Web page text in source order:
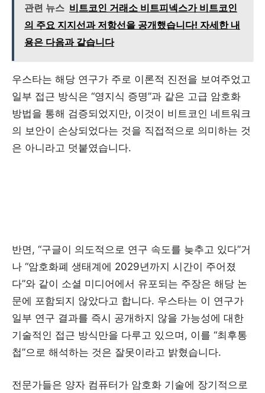
관련 뉴스 비트코인 거래소 비트피넥스가 비트코인
의 주요 지지선과 저항선을 공개했습니다! 자세한 내
용은 다음과 같습니다
우스타는 해당 연구가 주로 이론적 진전을 보여주었고
일부 접근 방식은 “영지식 증명”과 같은 고급 암호화
방법을 통해 검증되었지만, 이것이 비트코인 네트워크
의 보안이 손상되었다는 것을 직접적으로 의미하는 것
은 아니라고 덧붙였습니다.
반면, “구글이 의도적으로 연구 속도를 늦추고 있다”거
나 “암호화폐 생태계에 2029년까지 시간이 주어졌
다”와 같이 소셜 미디어에서 유포되는 주장은 해당 논
문에 포함되지 않았다고 합니다. 우스타는 이 연구가
일부 연구 결과를 즉시 공개하지 않을 가능성에 대한
기술적인 접근 방식만을 다루고 있으며, 이를 “최후통
첩”으로 해석하는 것은 잘못이라고 밝혔습니다.
전문가들은 양자 컴퓨터가 암호화 기술에 장기적으로